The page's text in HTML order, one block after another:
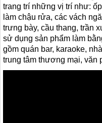
trang trí những vị trí như:
làm chậu rửa, các vách
trưng bày, cầu thang, trần
sử dụng sản phẩm làm
gồm quán bar, karaoke,
trung tâm thương mại, văn